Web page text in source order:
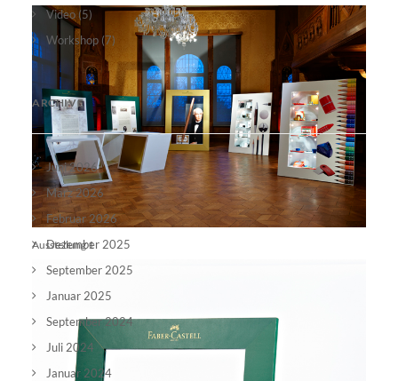
Ausstellung 1
Video(5)
Workshop(7)
ARCHIVE
Juni 2026
März 2026
Februar 2026
Dezember 2025
September 2025
Januar 2025
September 2024
Juli 2024
Januar 2024